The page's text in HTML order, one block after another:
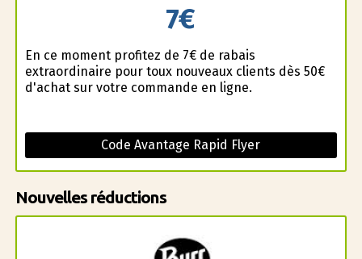
7€
En ce moment profitez de 7€ de rabais
extraordinaire pour toux nouveaux clients dès 50€
d'achat sur votre commande en ligne.
Code Avantage Rapid Flyer
Nouvelles réductions